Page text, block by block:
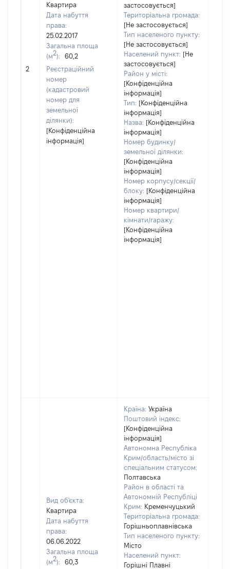
2
Квартира
Дата набуття
права:
25.02.2017
Загальна площа
(м2):
60,2
Реєстраційний
номер
(кадастровий
номер для
земельної
ділянки):
[Конфіденційна
інформація]
застосовується]
Територіальна громада:
[Не застосовується]
Тип населеного пункту:
[Не застосовується]
Населений пункт: [Не
застосовується]
Район у місті:
[Конфіденційна
інформація]
Тип: [Конфіденційна
інформація]
Назва: [Конфіденційна
інформація]
Номер будинку/
земельної ділянки:
[Конфіденційна
інформація]
Номер корпусу/секції/
блоку: [Конфіденційна
інформація]
Номер квартири/
кімнати/гаражу:
[Конфіденційна
інформація]
Вид об'єкта:
Квартира
Дата набуття
права:
06.06.2022
Загальна площа
(м2):
60,3
Країна: Україна
Поштовий індекс:
[Конфіденційна
інформація]
Автономна Республіка
Крим/область/місто зі
спеціальним статусом:
Полтавська
Район в області та
Автономній Республіці
Крим: Кременчуцький
Територіальна громада:
Горішньоплавнівська
Тип населеного пункту:
Місто
Населений пункт:
Горішні Плавні